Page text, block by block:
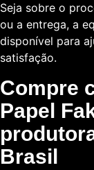
Seja sobre o
ou a entrega, a
disponível para
satisfação.
Compre
Papel
Brasil